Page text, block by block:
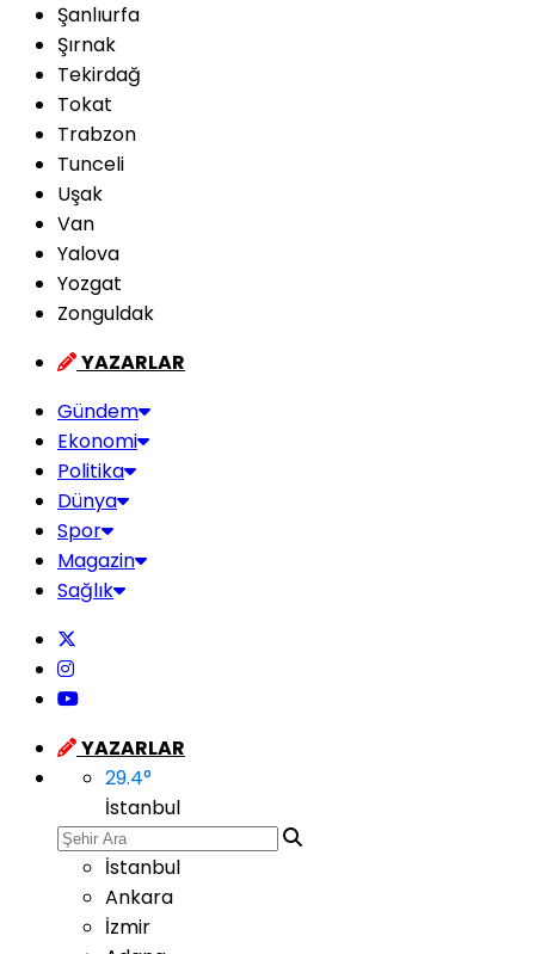
Şanlıurfa
Şırnak
Tekirdağ
Tokat
Trabzon
Tunceli
Uşak
Van
Yalova
Yozgat
Zonguldak
YAZARLAR
Gündem
Ekonomi
Politika
Dünya
Spor
Magazin
Sağlık
YAZARLAR
29.4°
İstanbul
İstanbul
Ankara
İzmir